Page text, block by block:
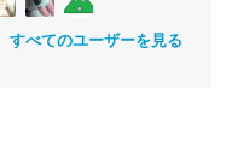
すべてのユーザーを見る